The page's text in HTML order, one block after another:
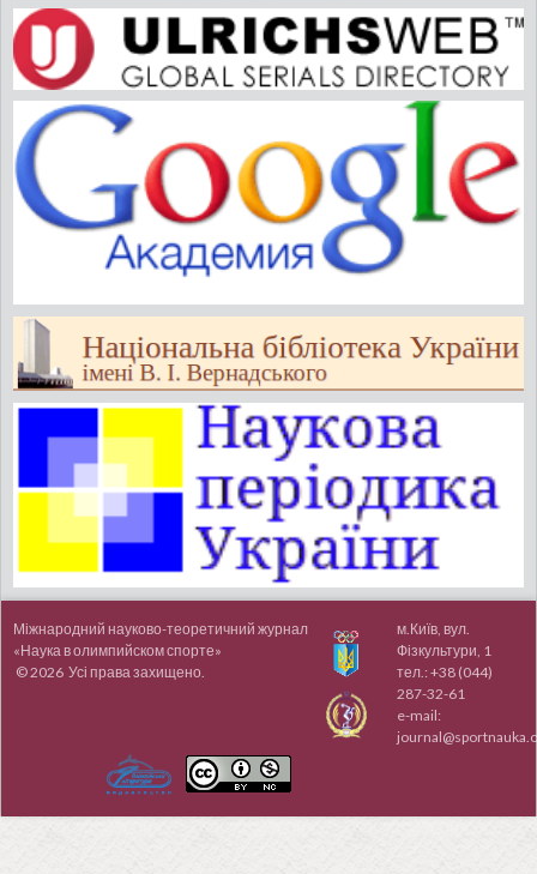
Міжнародний науково-теоретичний журнал
«Наука в олимпийском спорте»
© 2026 Усі права захищено.
м.Київ, вул.
Фізкультури, 1
тел.: +38 (044)
287-32-61
e-mail: